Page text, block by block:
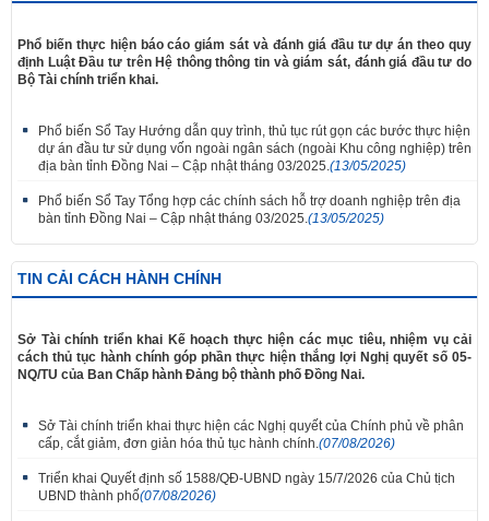
Phổ biến thực hiện báo cáo giám sát và đánh giá đầu tư dự án theo quy
định Luật Đầu tư trên Hệ thông thông tin và giám sát, đánh giá đầu tư do
Bộ Tài chính triển khai.
Phổ biến Sổ Tay Hướng dẫn quy trình, thủ tục rút gọn các bước thực hiện
dự án đầu tư sử dụng vốn ngoài ngân sách (ngoài Khu công nghiệp) trên
địa bàn tỉnh Đồng Nai – Cập nhật tháng 03/2025. (13/05/2025)
Phổ biến Sổ Tay Tổng hợp các chính sách hỗ trợ doanh nghiệp trên địa
bàn tỉnh Đồng Nai – Cập nhật tháng 03/2025. (13/05/2025)
TIN CẢI CÁCH HÀNH CHÍNH
Sở Tài chính triển khai Kế hoạch thực hiện các mục tiêu, nhiệm vụ cải
cách thủ tục hành chính góp phần thực hiện thắng lợi Nghị quyết số 05-
NQ/TU của Ban Chấp hành Đảng bộ thành phố Đồng Nai.
Sở Tài chính triển khai thực hiện các Nghị quyết của Chính phủ về phân
cấp, cắt giảm, đơn giản hóa thủ tục hành chính. (07/08/2026)
Triển khai Quyết định số 1588/QĐ-UBND ngày 15/7/2026 của Chủ tịch
UBND thành phố(07/08/2026)